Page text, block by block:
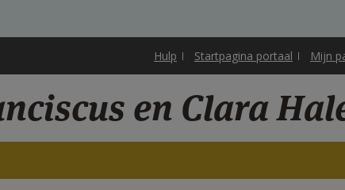
Hulp Startpagina portaal Mijn
en Clara